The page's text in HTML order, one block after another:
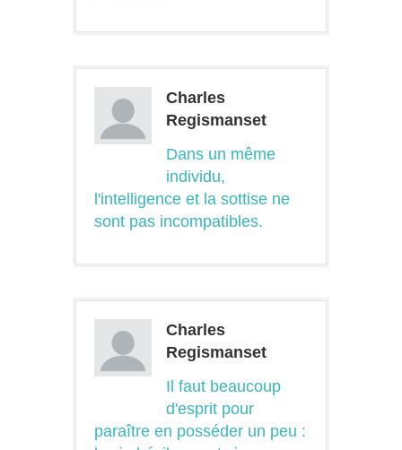
Charles
Regismanset
Dans un même
individu,
l'intelligence et la sottise ne
sont pas incompatibles.
Charles
Regismanset
Il faut beaucoup
d'esprit pour
paraître en posséder un peu :